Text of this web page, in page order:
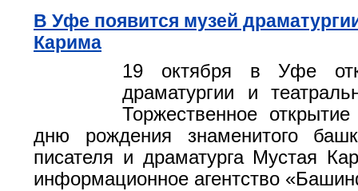
В Уфе появится музей
Карима
19 октября в Уфе
драматургии и
Торжественное
дню рождения знаменитого
писателя и драматурга Мустая
информационное агентство